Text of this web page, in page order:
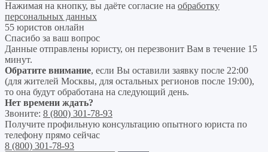
Нажимая на кнопку, вы даёте согласие на обработку
персональных данных
55 юристов онлайн
Спасибо за ваш вопрос
Данные отправлены юристу, он перезвонит Вам в течение 15
минут.
Обратите внимание, если Вы оставили заявку после 22:00
(для жителей Москвы, для остальных регионов после 19:00),
то она будут обработана на следующий день.
Нет времени ждать?
Звоните: 8 (800) 301-78-93
Получите профильную консультацию опытного юриста по
телефону прямо сейчас
8 (800) 301-78-93